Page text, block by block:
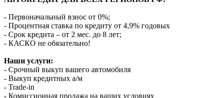
- Первоначальный взнос от 0%;
- Процентная ставка по кредиту от 4,9% годовых
- Срок кредита – от 2 мес. до 8 лет;
- КАСКО не обязательно!
Наши услуги:
- Срочный выкуп вашего автомобиля
- Выкуп кредитных а/м
- Trade-in
- Комиссионная продажа на ваших условиях